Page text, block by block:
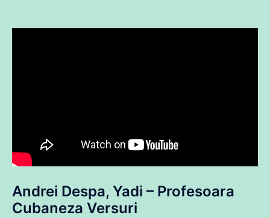
Andrei Despa, Yadi – Profesoara
Cubaneza Versuri